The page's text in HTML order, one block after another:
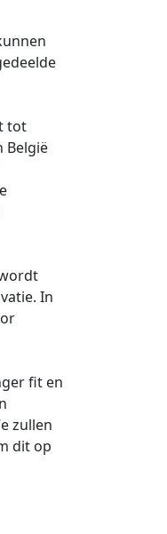
tot
België
In
fit en
zullen
dit op